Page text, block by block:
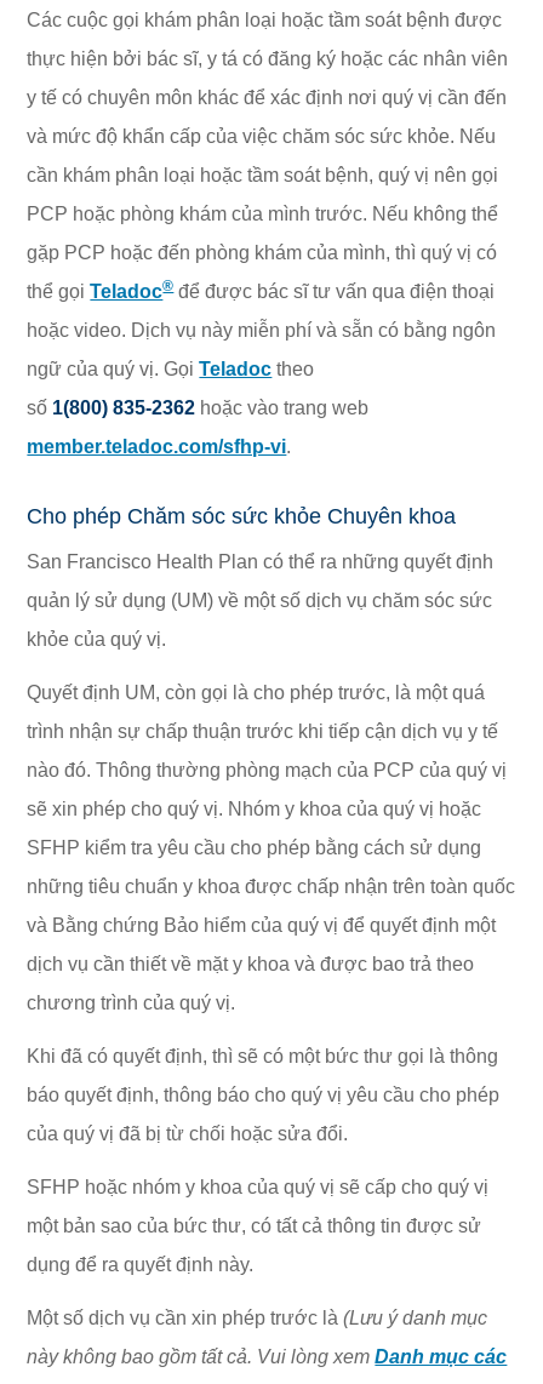
Các cuộc gọi khám phân loại hoặc tầm soát bệnh được
thực hiện bởi bác sĩ, y tá có đăng ký hoặc các nhân viên
y tế có chuyên môn khác để xác định nơi quý vị cần đến
và mức độ khẩn cấp của việc chăm sóc sức khỏe. Nếu
cần khám phân loại hoặc tầm soát bệnh, quý vị nên gọi
PCP hoặc phòng khám của mình trước. Nếu không thể
gặp PCP hoặc đến phòng khám của mình, thì quý vị có
thể gọiTeladoc®để được bác sĩ tư vấn qua điện thoại
hoặc video. Dịch vụ này miễn phí và sẵn có bằng ngôn
ngữ của quý vị. GọiTeladoc theo
số 1(800) 835-2362 hoặc vào trang web
member.teladoc.com/sfhp-vi.
Cho phép Chăm sóc sức khỏe Chuyên khoa
San Francisco Health Plan có thể ra những quyết định
quản lý sử dụng (UM) về một số dịch vụ chăm sóc sức
khỏe của quý vị.
Quyết định UM, còn gọi là cho phép trước, là một quá
trình nhận sự chấp thuận trước khi tiếp cận dịch vụ y tế
nào đó. Thông thường phòng mạch của PCP của quý vị
sẽ xin phép cho quý vị. Nhóm y khoa của quý vị hoặc
SFHP kiểm tra yêu cầu cho phép bằng cách sử dụng
những tiêu chuẩn y khoa được chấp nhận trên toàn quốc
và Bằng chứng Bảo hiểm của quý vị để quyết định một
dịch vụ cần thiết về mặt y khoa và được bao trả theo
chương trình của quý vị.
Khi đã có quyết định, thì sẽ có một bức thư gọi là thông
báo quyết định, thông báo cho quý vị yêu cầu cho phép
của quý vị đã bị từ chối hoặc sửa đổi.
SFHP hoặc nhóm y khoa của quý vị sẽ cấp cho quý vị
một bản sao của bức thư, có tất cả thông tin được sử
dụng để ra quyết định này.
Một số dịch vụ cần xin phép trước là (Lưu ý danh mục
này không bao gồm tất cả. Vui lòng xemDanh mục các